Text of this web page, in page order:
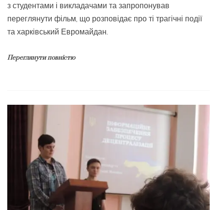
з студентами і викладачами та запропонував
переглянути фільм, що розповідає про ті трагічні події
та харківський Евромайдан.
Переглянути повністю